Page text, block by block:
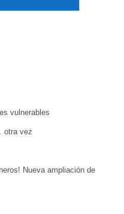
vulnerables
otra vez
Nueva ampliación de